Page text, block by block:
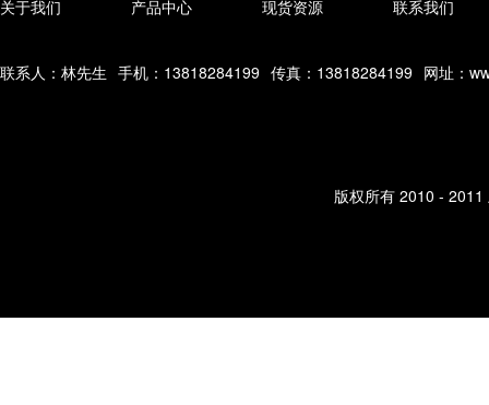
关于我们 产品中心 现货资源 联系我们
联系人：林先生 手机：13818284199 传真：13818284199 网址：
版权所有 2010 -